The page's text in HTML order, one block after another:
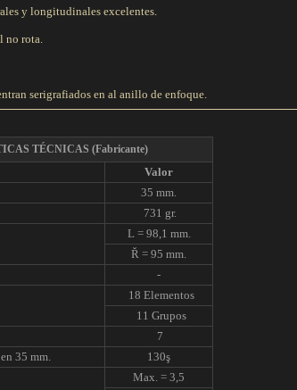
y longitudinales excelentes.
no rota.
serigrafiados en al anillo de enfoque.
TÉCNICAS (Fabricante)
Valor
35 mm.
731 gr.
L = 98,1 mm.
Ř = 95 mm.
-
18 Elementos
11 Grupos
7
35 mm.
130ş
Max. = 3,5